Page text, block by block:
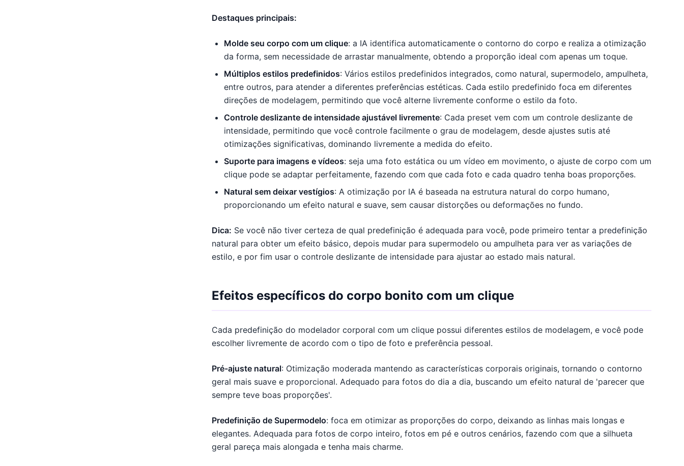
Destaques principais:
Molde seu corpo com um clique: a IA identifica automaticamente o contorno do corpo e realiza a otimização
da forma, sem necessidade de arrastar manualmente, obtendo a proporção ideal com apenas um toque.
Múltiplos estilos predefinidos: Vários estilos predefinidos integrados, como natural, supermodelo, ampulheta,
entre outros, para atender a diferentes preferências estéticas. Cada estilo predefinido foca em diferentes
direções de modelagem, permitindo que você alterne livremente conforme o estilo da foto.
Controle deslizante de intensidade ajustável livremente: Cada preset vem com um controle deslizante de
intensidade, permitindo que você controle facilmente o grau de modelagem, desde ajustes sutis até
otimizações significativas, dominando livremente a medida do efeito.
Suporte para imagens e vídeos: seja uma foto estática ou um vídeo em movimento, o ajuste de corpo com um
clique pode se adaptar perfeitamente, fazendo com que cada foto e cada quadro tenha boas proporções.
Natural sem deixar vestígios: A otimização por IA é baseada na estrutura natural do corpo humano,
proporcionando um efeito natural e suave, sem causar distorções ou deformações no fundo.
Dica: Se você não tiver certeza de qual predefinição é adequada para você, pode primeiro tentar a predefinição
natural para obter um efeito básico, depois mudar para supermodelo ou ampulheta para ver as variações de
estilo, e por fim usar o controle deslizante de intensidade para ajustar ao estado mais natural.
Efeitos específicos do corpo bonito com um clique
Cada predefinição do modelador corporal com um clique possui diferentes estilos de modelagem, e você pode
escolher livremente de acordo com o tipo de foto e preferência pessoal.
Pré-ajuste natural: Otimização moderada mantendo as características corporais originais, tornando o contorno
geral mais suave e proporcional. Adequado para fotos do dia a dia, buscando um efeito natural de 'parecer que
sempre teve boas proporções'.
Predefinição de Supermodelo: foca em otimizar as proporções do corpo, deixando as linhas mais longas e
elegantes. Adequada para fotos de corpo inteiro, fotos em pé e outros cenários, fazendo com que a silhueta
geral pareça mais alongada e tenha mais charme.